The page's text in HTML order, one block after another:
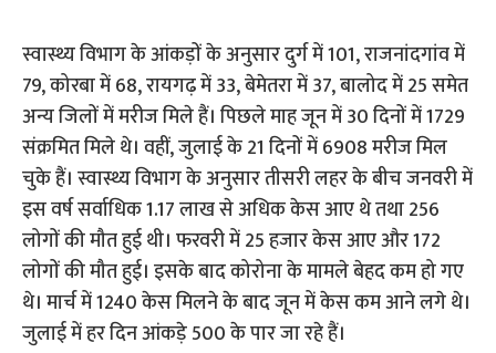
स्वास्थ्य विभाग के आंकड़ों के अनुसार दुर्ग में 101, राजनांदगांव में
79, कोरबा में 68, रायगढ़ में 33, बेमेतरा में 37, बालोद में 25 समेत
अन्य जिलों में मरीज मिले हैं। पिछले माह जून में 30 दिनों में 1729
संक्रमित मिले थे। वहीं, जुलाई के 21 दिनों में 6908 मरीज मिल
चुके हैं। स्वास्थ्य विभाग के अनुसार तीसरी लहर के बीच जनवरी में
इस वर्ष सर्वाधिक 1.17 लाख से अधिक केस आए थे तथा 256
लोगों की मौत हुई थी। फरवरी में 25 हजार केस आए और 172
लोगों की मौत हुई। इसके बाद कोरोना के मामले बेहद कम हो गए
थे। मार्च में 1240 केस मिलने के बाद जून में केस कम आने लगे थे।
जुलाई में हर दिन आंकड़े 500 के पार जा रहे हैं।